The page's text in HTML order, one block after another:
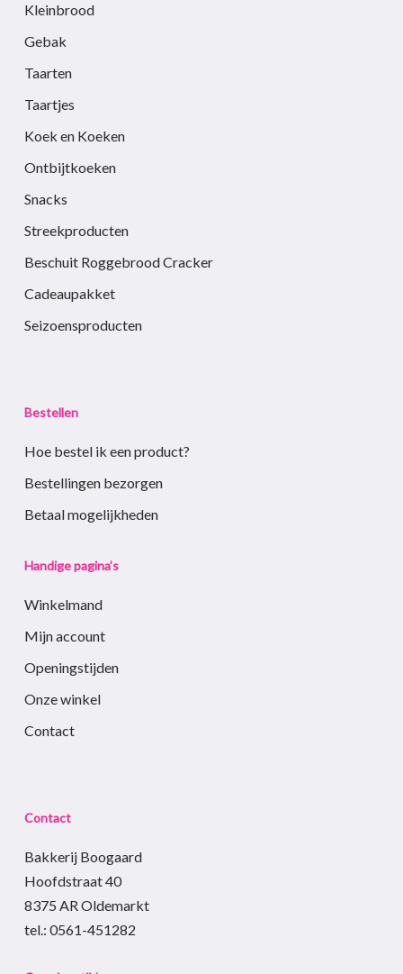
Kleinbrood
Gebak
Taarten
Taartjes
Koek en Koeken
Ontbijtkoeken
Snacks
Streekproducten
Beschuit Roggebrood Cracker
Cadeaupakket
Seizoensproducten
Bestellen
Hoe bestel ik een product?
Bestellingen bezorgen
Betaal mogelijkheden
Handige pagina’s
Winkelmand
Mijn account
Openingstijden
Onze winkel
Contact
Contact
Bakkerij Boogaard
Hoofdstraat 40
8375 AR Oldemarkt
tel.: 0561-451282